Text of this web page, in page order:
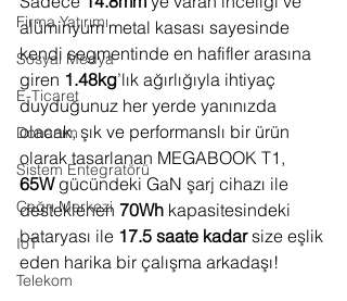
Firma Yatırımı
Sosyal Medya
E-Ticaret
Donanım
Sistem Entegratörü
Çağrı Merkezi
IoT
Telekom
alüminyum metal kasası sayesinde
kendi segmentinde en hafifler arasına
giren 1.48kg’lık ağırlığıyla ihtiyaç
duyduğunuz her yerde yanınızda
olacak, şık ve performanslı bir ürün
olarak tasarlanan MEGABOOK T1,
65W gücündeki GaN şarj cihazı ile
desteklenen 70Wh kapasitesindeki
bataryası ile 17.5 saate kadar size eşlik
eden harika bir çalışma arkadaşı!